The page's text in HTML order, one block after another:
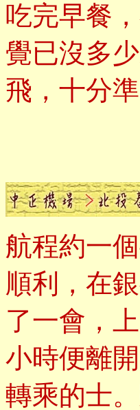
吃完早餐
覺已沒多
飛，十分準
航程約一
順利，在
了一會，
小時便離
轉乘的士